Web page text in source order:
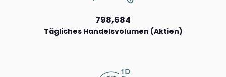
798,684
Tägliches Handelsvolumen (Aktien)